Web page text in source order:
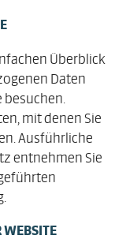
Überblick
Daten
mit denen Sie
Ausführliche
entnehmen Sie
WEBSITE